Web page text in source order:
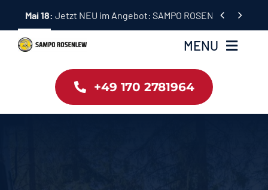
content
Mai 18: Jetzt NEU im Angebot: SAMPO ROSENLEW
 
MENU
+49 170 2781964